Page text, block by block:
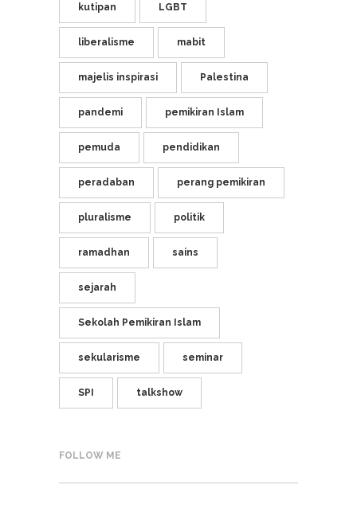
kutipan LGBT
liberalisme mabit
majelis inspirasi Palestina
pandemi pemikiran Islam
pemuda pendidikan
peradaban perang pemikiran
pluralisme politik
ramadhan sains
sejarah
Sekolah Pemikiran Islam
sekularisme seminar
SPI talkshow
FOLLOW ME